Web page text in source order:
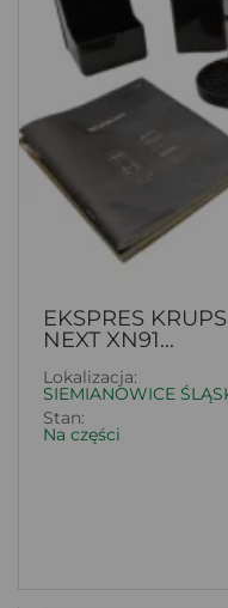
EKSPRES
NEXT XN91...
Lokalizacja:
SIEMIANOWICE
Stan:
Na części